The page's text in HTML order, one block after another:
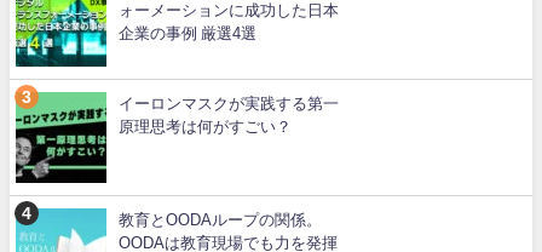
ォーメーションに成功した日本
企業の事例 厳選4選
イーロンマスクが実践する第一
原理思考は何がすごい？
教育とOODAループの関係。
OODAは教育現場でも力を発揮